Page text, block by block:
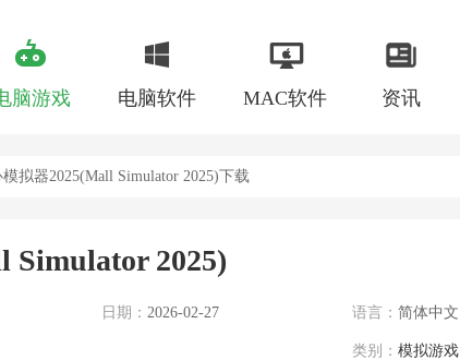
脑游戏 电脑软件 MAC软件 资讯
拟器2025(Mall Simulator 2025)下载
Simulator 2025)
日期： 2026-02-27 语言： 简体中文
类别： 模拟游戏